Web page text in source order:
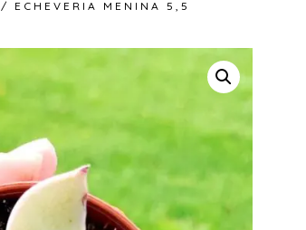
/ ECHEVERIA MENINA 5,5